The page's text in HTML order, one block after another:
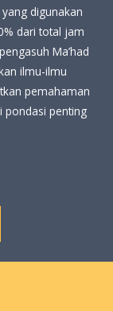
digunakan
dari total jam
Ma’had
ilmu-ilmu
pemahaman
pondasi penting